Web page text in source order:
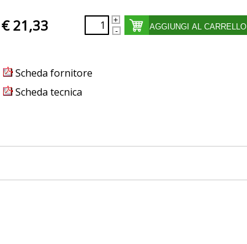
€ 21,33 AGGIUNGI AL CARRELLO
Scheda fornitore
Scheda tecnica